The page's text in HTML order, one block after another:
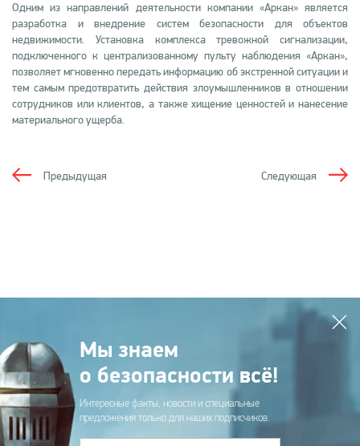
Одним из направлений деятельности компании «Аркан» является
разработка и внедрение систем безопасности для объектов
недвижимости. Установка комплекса тревожной сигнализации,
подключенного к централизованному пульту наблюдения «Аркан»,
позволяет мгновенно передать информацию об экстренной ситуации и
тем самым предотвратить действия злоумышленников в отношении
сотрудников или клиентов, а также хищение ценностей и нанесение
материального ущерба.
Следующая
Предыдущая
Мы знаем
о безопасности всё!
Интересные факты, новости и специальные
предложения только для наших подписчиков.